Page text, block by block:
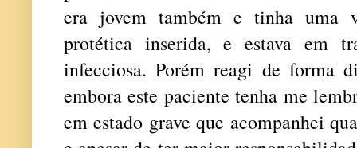
era jovem também e tinha uma
protética inserida, e estava em
infecciosa. Porém reagi de forma
embora este paciente tenha me
em estado grave que acompanhei